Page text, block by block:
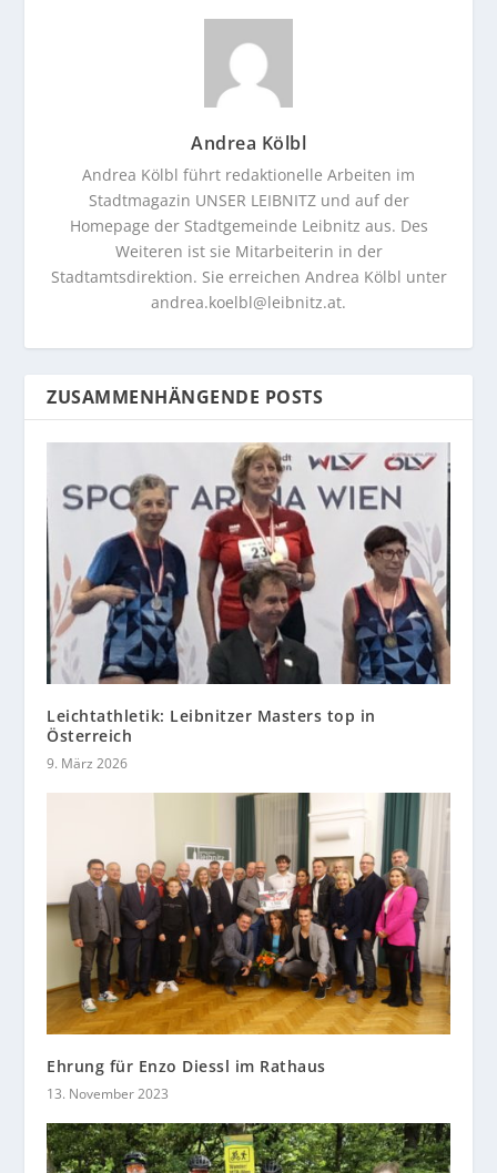
Andrea Kölbl
Andrea Kölbl führt redaktionelle Arbeiten im
Stadtmagazin UNSER LEIBNITZ und auf der
Homepage der Stadtgemeinde Leibnitz aus. Des
Weiteren ist sie Mitarbeiterin in der
Stadtamtsdirektion. Sie erreichen Andrea Kölbl unter
andrea.koelbl@leibnitz.at.
ZUSAMMENHÄNGENDE POSTS
Leichtathletik: Leibnitzer Masters top in
Österreich
9. März 2026
Ehrung für Enzo Diessl im Rathaus
13. November 2023